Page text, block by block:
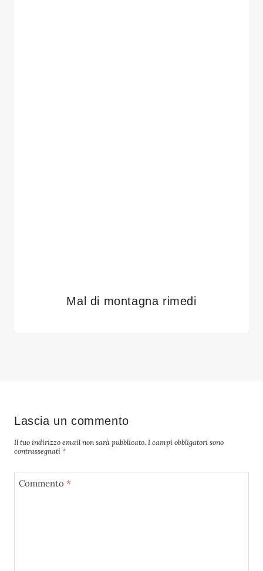
Mal di montagna rimedi
Lascia un commento
Il tuo indirizzo email non sarà pubblicato. I campi obbligatori sono
contrassegnati *
Commento *